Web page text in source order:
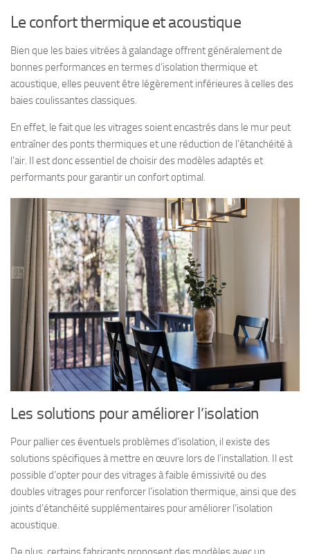
Le confort thermique et acoustique
Bien que les baies vitrées à galandage offrent généralement de
bonnes performances en termes d’isolation thermique et
acoustique, elles peuvent être légèrement inférieures à celles des
baies coulissantes classiques.
En effet, le fait que les vitrages soient encastrés dans le mur peut
entraîner des ponts thermiques et une réduction de l’étanchéité à
l’air. Il est donc essentiel de choisir des modèles adaptés et
performants pour garantir un confort optimal.
Les solutions pour améliorer l’isolation
Pour pallier ces éventuels problèmes d’isolation, il existe des
solutions spécifiques à mettre en œuvre lors de l’installation. Il est
possible d’opter pour des vitrages à faible émissivité ou des
doubles vitrages pour renforcer l’isolation thermique, ainsi que des
joints d’étanchéité supplémentaires pour améliorer l’isolation
acoustique.